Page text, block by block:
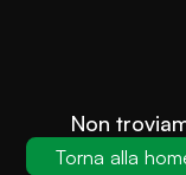
Non
Torna alla